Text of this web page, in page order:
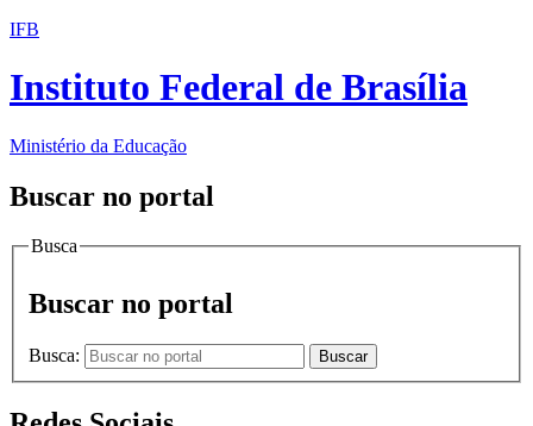
IFB
Instituto Federal de Brasília
Ministério da Educação
Buscar no portal
Busca
Buscar no portal
Busca: Buscar